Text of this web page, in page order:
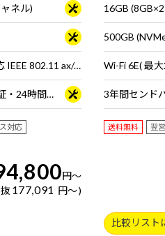
ネル)
Wi-Fi 6E( 最大2.4Gbps )対応 IEEE 802.11 ax/ac/a/b/g/n準拠 ＋ Bluetooth 5内蔵
3年間センドバック修理保証・24時間×365日電話サポート
対応
円～
177,091 円～
16GB
500GB
送料無料 翌
比較リスト